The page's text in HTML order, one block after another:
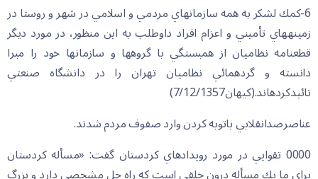
6-كمك لشكر به همه سازمانهاي مردمي و اسلامي در شهر و روستا در
زمينه‏هاي تأميني و اعزام افراد داوطلب به اين منظور، در مورد ديگر
قطعنامه نظاميان از همبستگي با گروهها و سازمانها خود را مبرا
دانسته و گردهمائي نظاميان تهران را در دانشگاه صنعتي
تائيدكرده‏اند.(كيهان7/12/1357)
عناصرضدانقلابي باتوبه كردن وارد صفوف مردم شدند.
0000 تقوايي در مورد رويدادهاي كردستان گفت: «مسأله كردستان